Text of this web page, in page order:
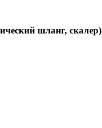
шланг, скалер)